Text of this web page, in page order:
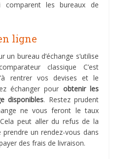
comparent les bureaux de
ligne
bureau d’échange s’utilise
classique C’est
rentrer vos devises et le
échanger pour obtenir les
disponibles. Restez prudent
ne vous feront le taux
peut aller du refus de la
un rendez-vous dans
des frais de livraison.